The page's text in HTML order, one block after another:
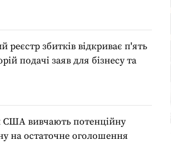
реєстр збитків відкриває п'ять
подачі заяв для бізнесу та
вивчають потенційну
на остаточне оголошення